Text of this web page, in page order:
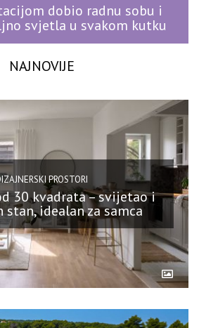
dobio radnu sobu i
svjetla u svakom kutku
NAJNOVIJE
PROSTORI
30 kvadrata – svijetao i
idealan za samca